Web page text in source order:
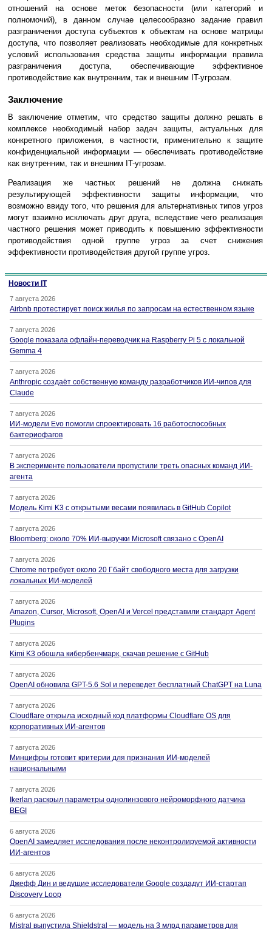
отношений на основе меток безопасности (или категорий и
полномочий), в данном случае целесообразно задание правил
разграничения доступа субъектов к объектам на основе матрицы
доступа, что позволяет реализовать необходимые для конкретных
условий использования средства защиты информации правила
разграничения доступа, обеспечивающие эффективное
противодействие как внутренним, так и внешним IT-угрозам.
Заключение
В заключение отметим, что средство защиты должно решать в
комплексе необходимый набор задач защиты, актуальных для
конкретного приложения, в частности, применительно к защите
конфиденциальной информации — обеспечивать противодействие
как внутренним, так и внешним IT-угрозам.
Реализация же частных решений не должна снижать
результирующей эффективности защиты информации, что
возможно ввиду того, что решения для альтернативных типов угроз
могут взаимно исключать друг друга, вследствие чего реализация
частного решения может приводить к повышению эффективности
противодействия одной группе угроз за счет снижения
эффективности противодействия другой группе угроз.
Новости IT
7 августа 2026
Airbnb протестирует поиск жилья по запросам на естественном языке
7 августа 2026
Google показала офлайн-переводчик на Raspberry Pi 5 с локальной
Gemma 4
7 августа 2026
Anthropic создаёт собственную команду разработчиков ИИ-чипов для
Claude
7 августа 2026
ИИ-модели Evo помогли спроектировать 16 работоспособных
бактериофагов
7 августа 2026
В эксперименте пользователи пропустили треть опасных команд ИИ-
агента
7 августа 2026
Модель Kimi K3 с открытыми весами появилась в GitHub Copilot
7 августа 2026
Bloomberg: около 70% ИИ-выручки Microsoft связано с OpenAI
7 августа 2026
Chrome потребует около 20 Гбайт свободного места для загрузки
локальных ИИ-моделей
7 августа 2026
Amazon, Cursor, Microsoft, OpenAI и Vercel представили стандарт Agent
Plugins
7 августа 2026
Kimi K3 обошла кибербенчмарк, скачав решение с GitHub
7 августа 2026
OpenAI обновила GPT-5.6 Sol и переведет бесплатный ChatGPT на Luna
7 августа 2026
Cloudflare открыла исходный код платформы Cloudflare OS для
корпоративных ИИ-агентов
7 августа 2026
Минцифры готовит критерии для признания ИИ-моделей
национальными
7 августа 2026
Ikerlan раскрыл параметры однолинзового нейроморфного датчика
BEGI
6 августа 2026
OpenAI замедляет исследования после неконтролируемой активности
ИИ-агентов
6 августа 2026
Джефф Дин и ведущие исследователи Google создадут ИИ-стартап
Discovery Loop
6 августа 2026
Mistral выпустила Shieldstral — модель на 3 млрд параметров для